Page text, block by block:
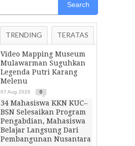
Search
TRENDING TERATAS
Video Mapping Museum
Mulawarman Suguhkan
Legenda Putri Karang
Melenu
07 Aug 2026 0
34 Mahasiswa KKN KUC–
BSN Selesaikan Program
Pengabdian, Mahasiswa
Belajar Langsung Dari
Pembangunan Nusantara